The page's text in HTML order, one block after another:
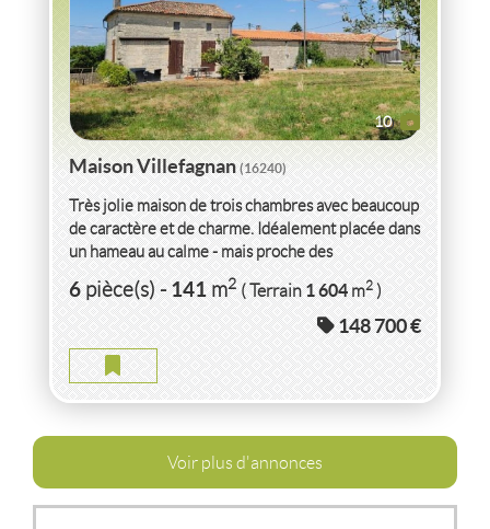
10
Maison Villefagnan(16240)
Très jolie maison de trois chambres avec beaucoup
de caractère et de charme. Idéalement placée dans
un hameau au calme - mais proche des
commodités...
6pièce(s)-141m2 ( Terrain1 604m2)
148 700 €
Voir plus d'annonces